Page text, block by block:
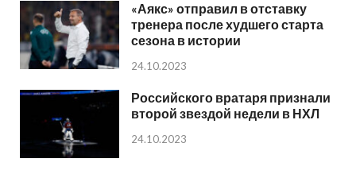
«Аякс» отправил в отставку
тренера после худшего старта
сезона в истории
24.10.2023
Российского вратаря признали
второй звездой недели в НХЛ
24.10.2023